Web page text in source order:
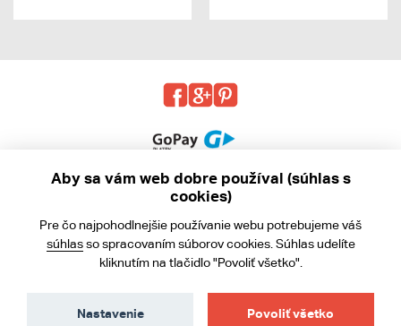
Obchodné podmienky
Ochrana osobných údajov
Aby sa vám web dobre používal (súhlas s
cookies)
Pre čo najpohodlnejšie používanie webu potrebujeme váš
súhlasso spracovaním súborov cookies. Súhlas udelíte
kliknutím na tlačidlo "Povoliť všetko".
Povoliť všetko
Nastavenie